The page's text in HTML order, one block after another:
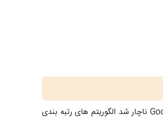
ناچار شد الگوریتم‌ های رتبه‌ بندی